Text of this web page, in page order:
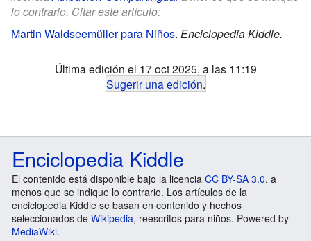
lo contrario. Citar este artículo:
Martin Waldseemüller para Niños. Enciclopedia Kiddle.
Última edición el 17 oct 2025, a las 11:19
Sugerir una edición.
Enciclopedia Kiddle
El contenido está disponible bajo la licencia CC BY-SA 3.0, a
menos que se indique lo contrario. Los artículos de la
enciclopedia Kiddle se basan en contenido y hechos
seleccionados de Wikipedia, reescritos para niños. Powered by
MediaWiki.